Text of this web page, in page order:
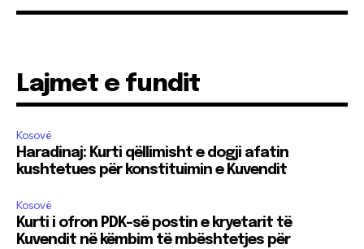
Lajmet e fundit
Kosovë
Haradinaj: Kurti qëllimisht e dogji afatin
kushtetues për konstituimin e Kuvendit
Kosovë
Kurti i ofron PDK-së postin e kryetarit të
Kuvendit në këmbim të mbështetjes për